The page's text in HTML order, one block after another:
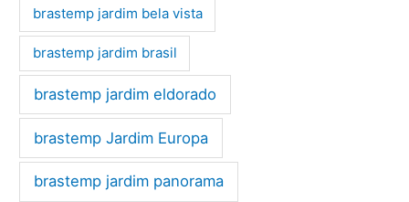
brastemp jardim bela vista
brastemp jardim brasil
brastemp jardim eldorado
brastemp Jardim Europa
brastemp jardim panorama